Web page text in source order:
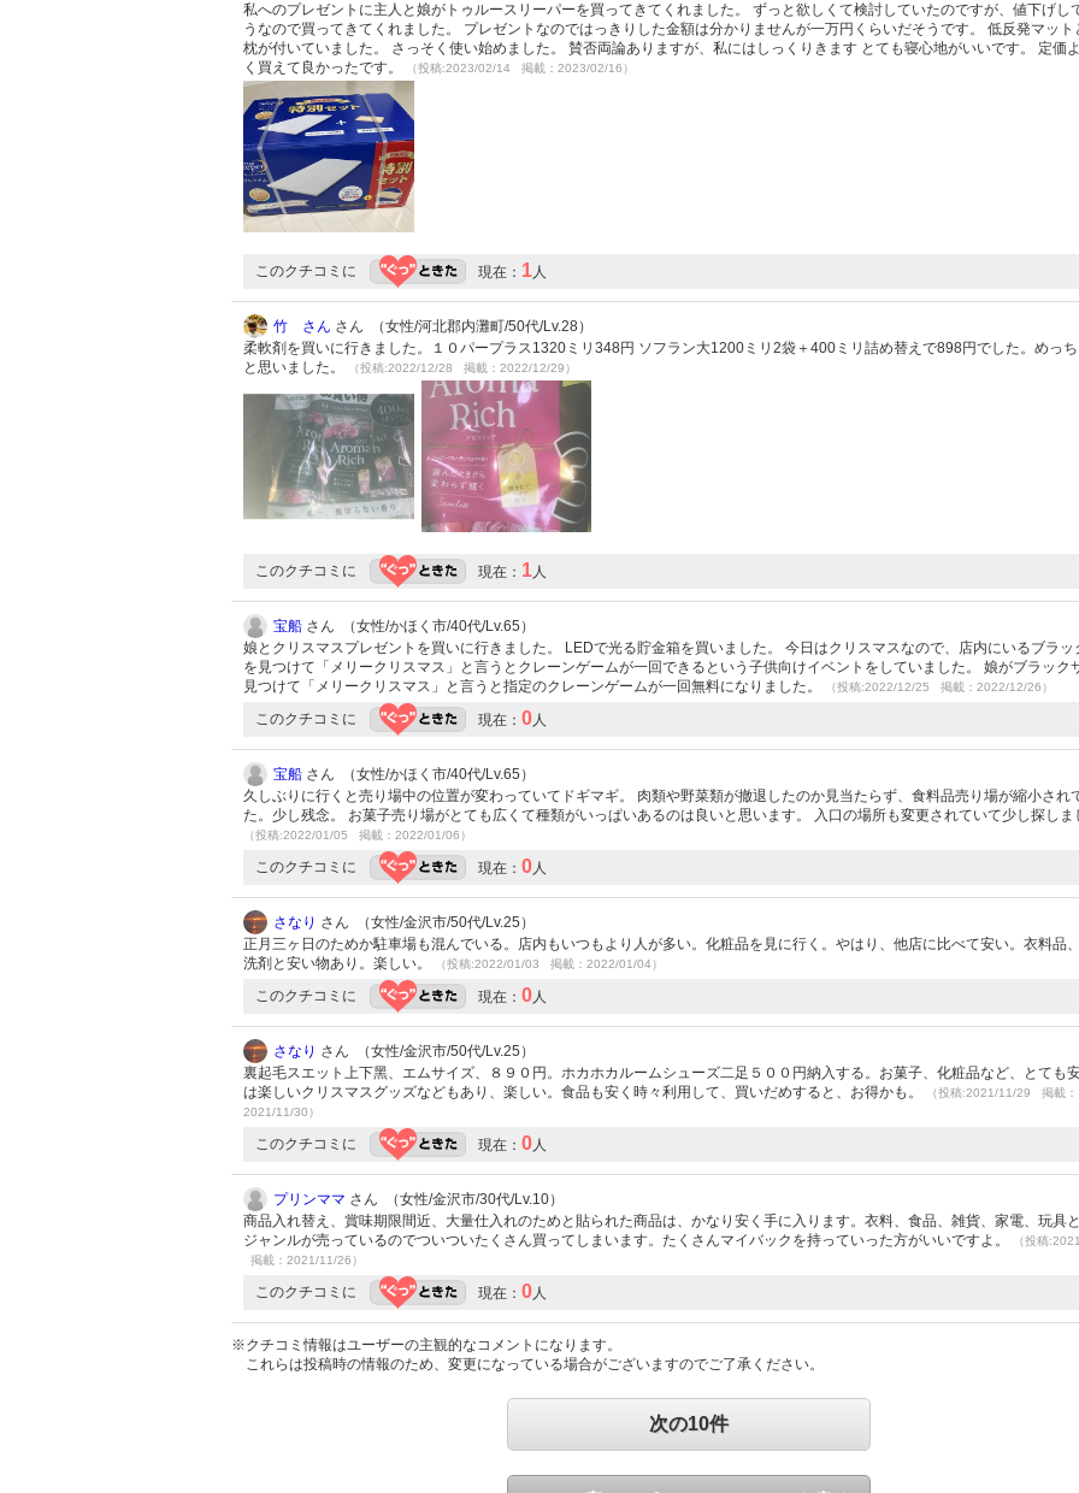
私へのプレゼントに主人と娘がトゥルースリーパーを買ってきてくれました。 ずっと欲しくて検討していたのですが、値下げし
うなので買ってきてくれました。 プレゼントなのではっきりした金額は分かりませんが一万円くらいだそうです。 低反発マット
枕が付いていました。 さっそく使い始めました。 賛否両論ありますが、私にはしっくりきます とても寝心地がいいです。 定価
く買えて良かったです。
（投稿:2023/02/14 掲載：2023/02/16）
このクチコミに 現在： 1人
竹 さん さん （女性/河北郡内灘町/50代/Lv.28）
柔軟剤を買いに行きました。１０パープラス1320ミリ348円 ソフラン大1200ミリ2袋＋400ミリ詰め替えで898円でした。めっ
と思いました。
（投稿:2022/12/28 掲載：2022/12/29）
このクチコミに 現在： 1人
宝船 さん （女性/かほく市/40代/Lv.65）
娘とクリスマスプレゼントを買いに行きました。 LEDで光る貯金箱を買いました。 今日はクリスマスなので、店内にいるブラッ
を見つけて「メリークリスマス」と言うとクレーンゲームが一回できるという子供向けイベントをしていました。 娘がブラック
見つけて「メリークリスマス」と言うと指定のクレーンゲームが一回無料になりました。
（投稿:2022/12/25 掲載：2022/12/26）
このクチコミに 現在： 0人
宝船 さん （女性/かほく市/40代/Lv.65）
久しぶりに行くと売り場中の位置が変わっていてドギマギ。 肉類や野菜類が撤退したのか見当たらず、食料品売り場が縮小され
た。少し残念。 お菓子売り場がとても広くて種類がいっぱいあるのは良いと思います。 入口の場所も変更されていて少し探しま
（投稿:2022/01/05 掲載：2022/01/06）
このクチコミに 現在： 0人
さなり さん （女性/金沢市/50代/Lv.25）
正月三ヶ日のためか駐車場も混んでいる。店内もいつもより人が多い。化粧品を見に行く。やはり、他店に比べて安い。衣料品、
洗剤と安い物あり。楽しい。
（投稿:2022/01/03 掲載：2022/01/04）
このクチコミに 現在： 0人
さなり さん （女性/金沢市/50代/Lv.25）
裏起毛スエット上下黑、エムサイズ、８９０円。ホカホカルームシューズ二足５００円納入する。お菓子、化粧品など、とても
は楽しいクリスマスグッズなどもあり、楽しい。食品も安く時々利用して、買いだめすると、お得かも。
（投稿:2021/11/29 掲載：
2021/11/30）
このクチコミに 現在： 0人
プリンママ さん （女性/金沢市/30代/Lv.10）
商品入れ替え、賞味期限間近、大量仕入れのためと貼られた商品は、かなり安く手に入ります。衣料、食品、雑貨、家電、玩具
ジャンルが売っているのでついついたくさん買ってしまいます。たくさんマイバックを持っていった方がいいですよ。
（投稿
掲載：2021/11/26）
このクチコミに 現在： 0人
※クチコミ情報はユーザーの主観的なコメントになります。
これらは投稿時の情報のため、変更になっている場合がございますのでご了承ください。
次の10件